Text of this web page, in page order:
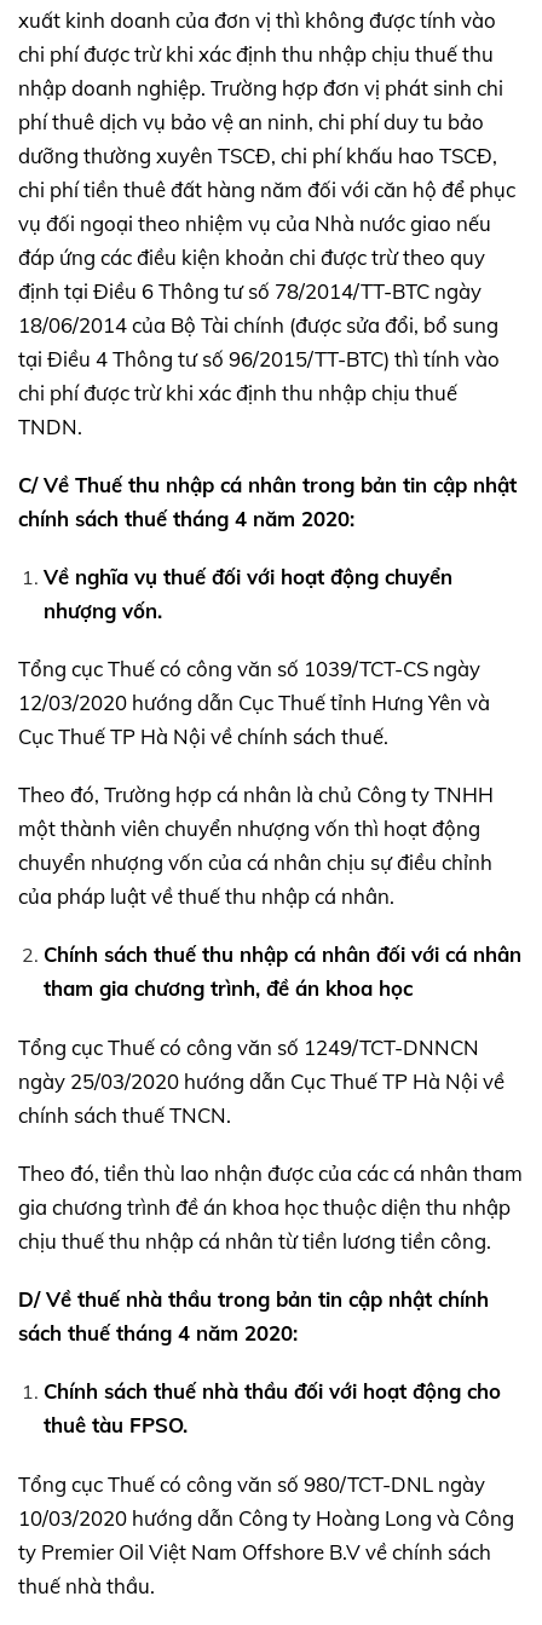
xuất kinh doanh của đơn vị thì không được tính vào
chi phí được trừ khi xác định thu nhập chịu thuế thu
nhập doanh nghiệp. Trường hợp đơn vị phát sinh chi
phí thuê dịch vụ bảo vệ an ninh, chi phí duy tu bảo
dưỡng thường xuyên TSCĐ, chi phí khấu hao TSCĐ,
chi phí tiền thuê đất hàng năm đối với căn hộ để phục
vụ đối ngoại theo nhiệm vụ của Nhà nước giao nếu
đáp ứng các điều kiện khoản chi được trừ theo quy
định tại Điều 6 Thông tư số 78/2014/TT-BTC ngày
18/06/2014 của Bộ Tài chính (được sửa đổi, bổ sung
tại Điều 4 Thông tư số 96/2015/TT-BTC) thì tính vào
chi phí được trừ khi xác định thu nhập chịu thuế
TNDN.
C/ Về Thuế thu nhập cá nhân trong bản tin cập nhật
chính sách thuế tháng 4 năm 2020:
Về nghĩa vụ thuế đối với hoạt động chuyển
nhượng vốn.
Tổng cục Thuế có công văn số 1039/TCT-CS ngày
12/03/2020 hướng dẫn Cục Thuế tỉnh Hưng Yên và
Cục Thuế TP Hà Nội về chính sách thuế.
Theo đó, Trường hợp cá nhân là chủ Công ty TNHH
một thành viên chuyển nhượng vốn thì hoạt động
chuyển nhượng vốn của cá nhân chịu sự điều chỉnh
của pháp luật về thuế thu nhập cá nhân.
Chính sách thuế thu nhập cá nhân đối với cá nhân
tham gia chương trình, đề án khoa học
Tổng cục Thuế có công văn số 1249/TCT-DNNCN
ngày 25/03/2020 hướng dẫn Cục Thuế TP Hà Nội về
chính sách thuế TNCN.
Theo đó, tiền thù lao nhận được của các cá nhân tham
gia chương trình đề án khoa học thuộc diện thu nhập
chịu thuế thu nhập cá nhân từ tiền lương tiền công.
D/ Về thuế nhà thầu trong bản tin cập nhật chính
sách thuế tháng 4 năm 2020:
Chính sách thuế nhà thầu đối với hoạt động cho
thuê tàu FPSO.
Tổng cục Thuế có công văn số 980/TCT-DNL ngày
10/03/2020 hướng dẫn Công ty Hoàng Long và Công
ty Premier Oil Việt Nam Offshore B.V về chính sách
thuế nhà thầu.